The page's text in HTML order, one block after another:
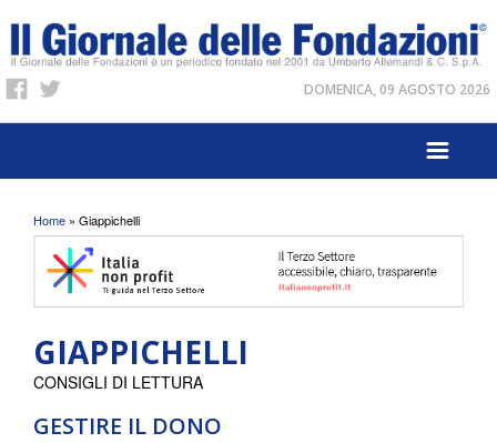
DOMENICA, 09 AGOSTO 2026
Tu sei qui
Home » Giappichelli
GIAPPICHELLI
GESTIRE IL DONO
CONSIGLI DI LETTURA